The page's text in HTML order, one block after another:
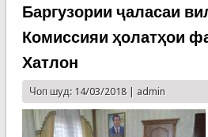
Баргузории ҷаласаи
Комиссияи ҳолатҳои
Хатлон
Чоп шуд: 14/03/2018 | admin